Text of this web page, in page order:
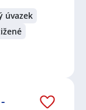
úvazek